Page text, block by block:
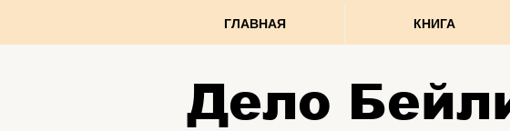
ГЛАВНАЯ КНИГА
Дело